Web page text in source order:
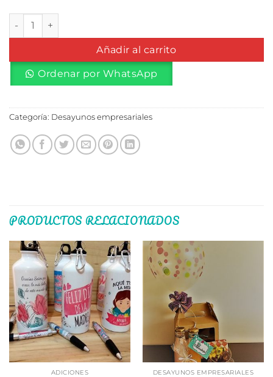
Desayuno corporativo Especial Fortinet opcion 1 cantidad
Añadir al carrito
Ordenar por WhatsApp
Categoría: Desayunos empresariales
PRODUCTOS RELACIONADOS
ADICIONES DESAYUNOS EMPRESARIALES